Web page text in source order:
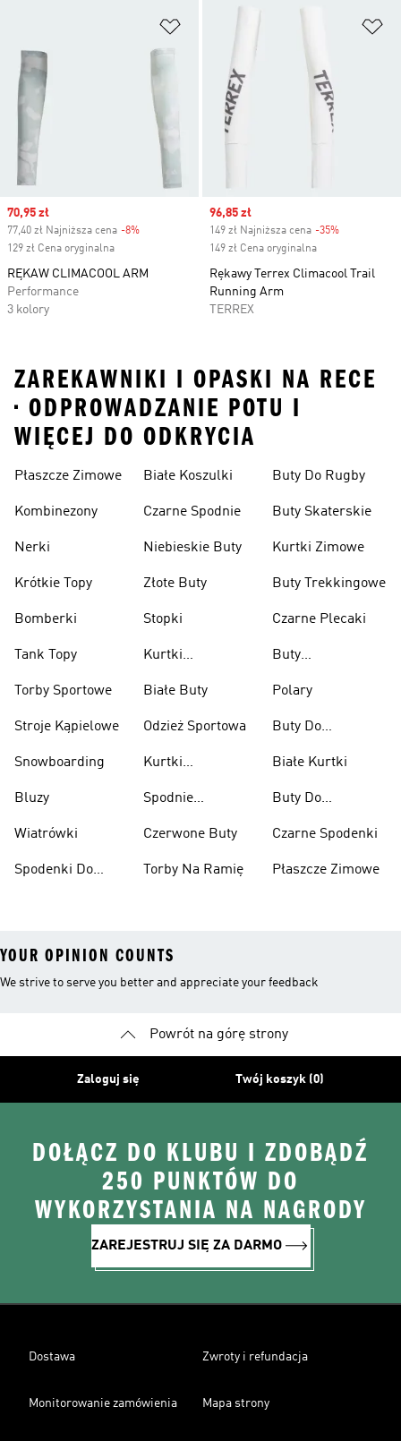
Sale price
70,95 zł
77,40 zł Najniższa cena -8%
129 zł Cena oryginalna
RĘKAW CLIMACOOL ARM
Performance
3 kolory
Sale price
96,85 zł
149 zł Najniższa cena -35%
149 zł Cena oryginalna
Rękawy Terrex Climacool Trail
Running Arm
TERREX
ZAREKAWNIKI I OPASKI NA RECE
• ODPROWADZANIE POTU I
WIĘCEJ DO ODKRYCIA
Płaszcze Zimowe
Kombinezony
Nerki
Krótkie Topy
Bomberki
Tank Topy
Torby Sportowe
Stroje Kąpielowe
Snowboarding
Bluzy
Wiatrówki
Spodenki Do
Białe Koszulki
Czarne Spodnie
Niebieskie Buty
Złote Buty
Stopki
Kurtki
Białe Buty
Odzież Sportowa
Kurtki
Spodnie
Czerwone Buty
Torby Na Ramię
Buty Do Rugby
Buty Skaterskie
Kurtki Zimowe
Buty Trekkingowe
Czarne Plecaki
Buty
Polary
Buty Do
Ciężarów
Białe Kurtki
Buty Do
Czarne Spodenki
Płaszcze Zimowe
YOUR OPINION COUNTS
We strive to serve you better and appreciate your feedback
Powrót na górę strony
Zaloguj się Twój koszyk (0)
DOŁĄCZ DO KLUBU I ZDOBĄDŹ
250 PUNKTÓW DO
WYKORZYSTANIA NA NAGRODY
ZAREJESTRUJ SIĘ ZA DARMO
Dostawa Zwroty i refundacja
Monitorowanie zamówienia Mapa strony